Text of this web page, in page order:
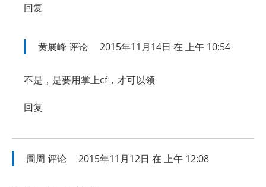
回复
黄展峰 评论 2015年11月14日 在 上午 10:54
不是，是要用掌上cf，才可以领
回复
周周 评论 2015年11月12日 在 上午 12:08